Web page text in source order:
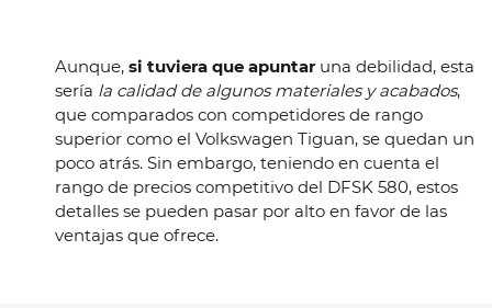
Aunque, si tuviera que apuntar una debilidad, esta
sería la calidad de algunos materiales y acabados,
que comparados con competidores de rango
superior como el Volkswagen Tiguan, se quedan un
poco atrás. Sin embargo, teniendo en cuenta el
rango de precios competitivo del DFSK 580, estos
detalles se pueden pasar por alto en favor de las
ventajas que ofrece.